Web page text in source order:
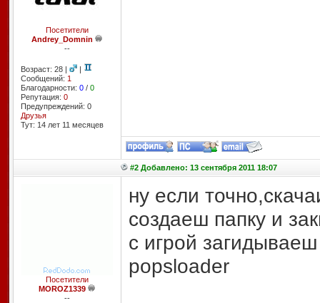
Посетители
Andrey_Domnin
--
Возраст: 28 |
|
Сообщений: 1
Благодарности: 0/ 0
Репутация: 0
Предупреждений: 0
Друзья
Тут: 14 лет 11 месяцев
#2 Добавлено: 13 сентября 2011 18:07
Посетители
MOROZ1339
--
ну если
создаеш папку и
с игрой
popsloader